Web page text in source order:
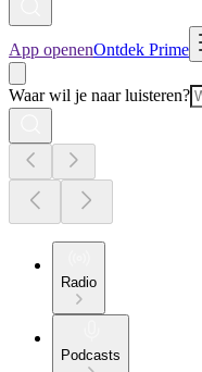
App openenOntdek Prime
Waar wil je naar luisteren?
Radio
Podcasts